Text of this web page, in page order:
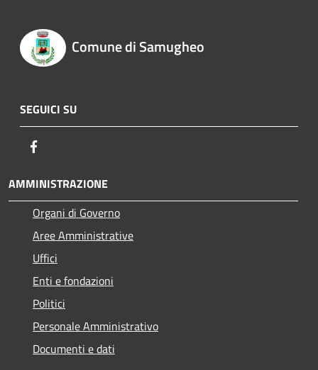
Comune di Samugheo
SEGUICI SU
AMMINISTRAZIONE
Organi di Governo
Aree Amministrative
Uffici
Enti e fondazioni
Politici
Personale Amministrativo
Documenti e dati